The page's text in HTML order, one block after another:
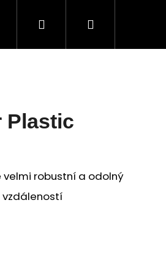
BAZAR použité zboží
PřihlášeníNákupní
Plastic
velmi robustní a odolný
vzdáleností